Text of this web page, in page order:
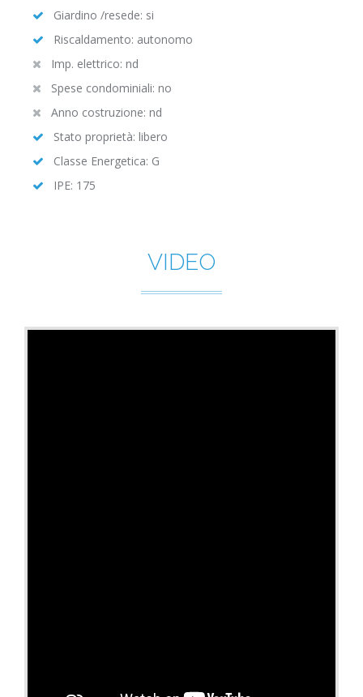
Giardino /resede: si
Riscaldamento: autonomo
Imp. elettrico: nd
Spese condominiali: no
Anno costruzione: nd
Stato proprietà: libero
Classe Energetica: G
IPE: 175
VIDEO